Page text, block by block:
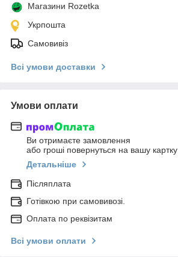
Магазини Rozetka
Укрпошта
Самовивіз
Всі умови доставки
Умови оплати
Ви отримаєте замовлення
або гроші повернуться на вашу картку
Детальніше
Післяплата
Готівкою при самовивозі.
Оплата по реквізитам
Всі умови оплати